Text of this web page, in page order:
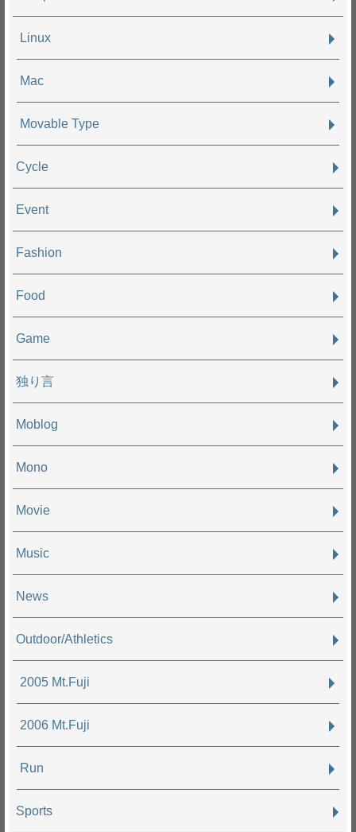
Linux
Mac
Movable Type
Cycle
Event
Fashion
Food
Game
独り言
Moblog
Mono
Movie
Music
News
Outdoor/Athletics
2005 Mt.Fuji
2006 Mt.Fuji
Run
Sports